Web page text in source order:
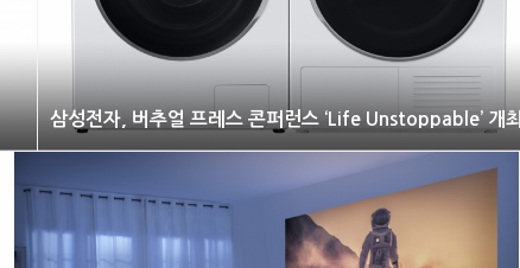
삼성전자, 버추얼 프레스 콘퍼런스 ‘Life Unstoppable’ 개최